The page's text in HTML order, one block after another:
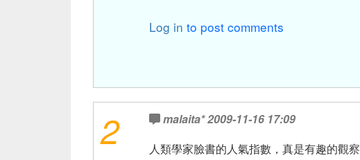
Log in to post comments
2 malaita*2009-11-16 17:09
人類學家臉書的人氣指數，真是有趣的觀察